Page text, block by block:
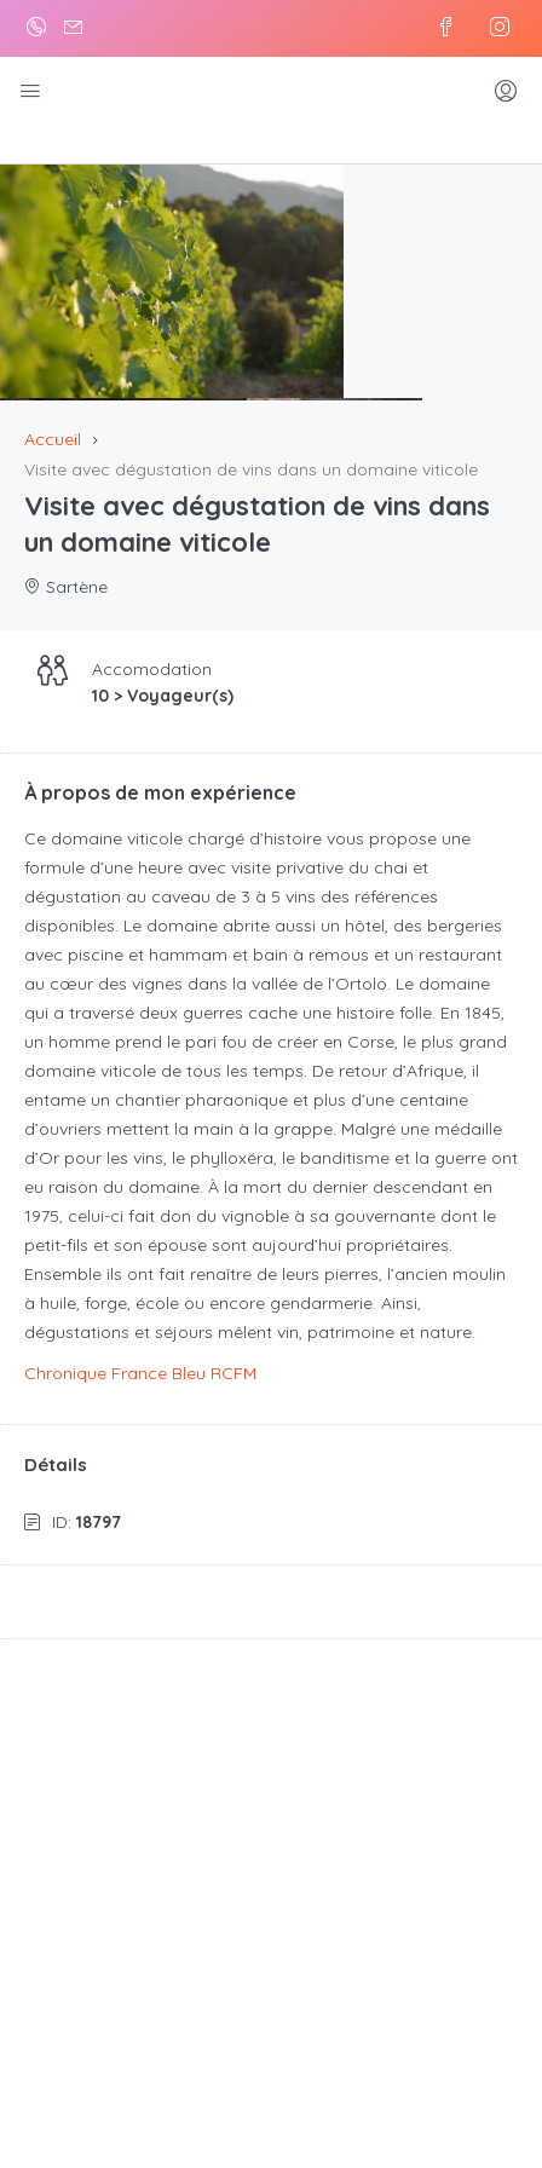
Accueil
Visite avec dégustation de vins dans un domaine viticole
Visite avec dégustation de vins dans
un domaine viticole
Sartène
Accomodation
10 > Voyageur(s)
À propos de mon expérience
Ce domaine viticole chargé d’histoire vous propose une
formule d’une heure avec visite privative du chai et
dégustation au caveau de 3 à 5 vins des références
disponibles. Le domaine abrite aussi un hôtel, des bergeries
avec piscine et hammam et bain à remous et un restaurant
au cœur des vignes dans la vallée de l’Ortolo. Le domaine
qui a traversé deux guerres cache une histoire folle. En 1845,
un homme prend le pari fou de créer en Corse, le plus grand
domaine viticole de tous les temps. De retour d’Afrique, il
entame un chantier pharaonique et plus d’une centaine
d’ouvriers mettent la main à la grappe. Malgré une médaille
d’Or pour les vins, le phylloxéra, le banditisme et la guerre ont
eu raison du domaine. À la mort du dernier descendant en
1975, celui-ci fait don du vignoble à sa gouvernante dont le
petit-fils et son épouse sont aujourd’hui propriétaires.
Ensemble ils ont fait renaître de leurs pierres, l’ancien moulin
à huile, forge, école ou encore gendarmerie. Ainsi,
dégustations et séjours mêlent vin, patrimoine et nature.
Chronique France Bleu RCFM
Détails
ID: 18797